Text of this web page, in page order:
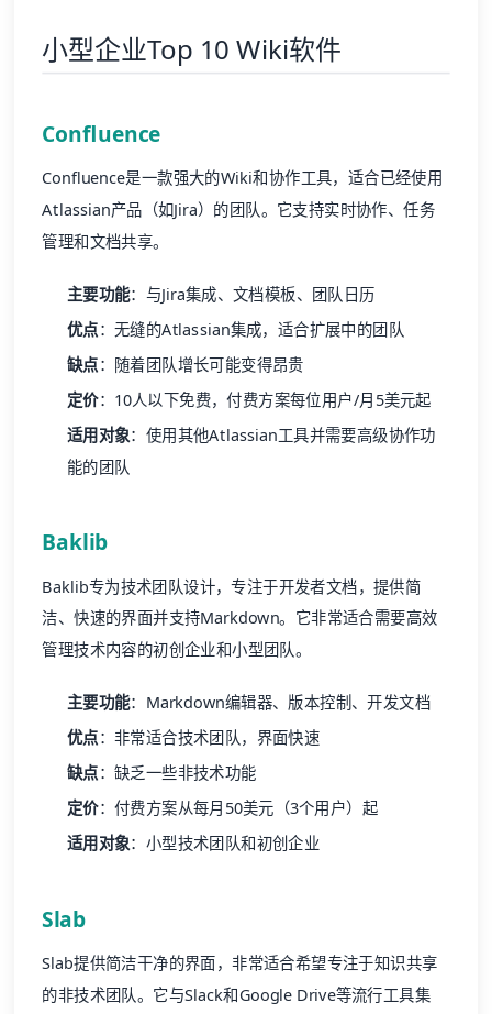
小型企业Top 10 Wiki软件
Confluence
Confluence是一款强大的Wiki和协作工具，适合已经使用
Atlassian产品（如Jira）的团队。它支持实时协作、任务
管理和文档共享。
主要功能：与Jira集成、文档模板、团队日历
优点：无缝的Atlassian集成，适合扩展中的团队
缺点：随着团队增长可能变得昂贵
定价：10人以下免费，付费方案每位用户/月5美元起
适用对象：使用其他Atlassian工具并需要高级协作功
能的团队
Baklib
Baklib专为技术团队设计，专注于开发者文档，提供简
洁、快速的界面并支持Markdown。它非常适合需要高效
管理技术内容的初创企业和小型团队。
主要功能：Markdown编辑器、版本控制、开发文档
优点：非常适合技术团队，界面快速
缺点：缺乏一些非技术功能
定价：付费方案从每月50美元（3个用户）起
适用对象：小型技术团队和初创企业
Slab
Slab提供简洁干净的界面，非常适合希望专注于知识共享
的非技术团队。它与Slack和Google Drive等流行工具集